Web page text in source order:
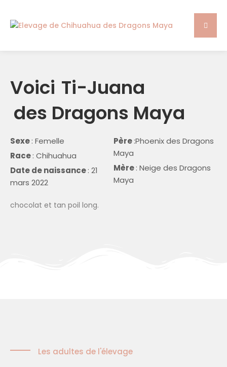
Voici Ti-Juana
des Dragons Maya
Sexe: Femelle
Race: Chihuahua
Date de naissance: 21
mars 2022
Père:Phoenix des Dragons
Maya
Mère: Neige des Dragons
Maya
chocolat et tan poil long.
Les adultes de l'élevage